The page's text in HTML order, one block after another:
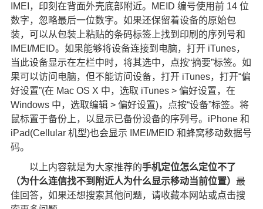
IMEI，印刻在背面外壳底部附近。MEID 编号使用前 14 位
数字，忽略最后一位数字。如果还保留着设备的原始包
装，可以从包装上粘贴的条码标签上找到印刷的序列号和
IMEI/MEID。如果能够将设备连接到电脑，打开 iTunes，
当此设备显示在左栏中时，将其选中，点按“摘要”标签。如
果可以访问电脑，但不能访问设备，打开 iTunes，打开“偏
好设置”(在 Mac OS X 中，选取 iTunes > 偏好设置，在
Windows 中，选取编辑 > 偏好设置)，点按“设备”标签。将
鼠标置于备份上，以显示已备份设备的序列号。iPhone 和
iPad(Cellular 机型)也会显示 IMEI/MEID 和蜂窝移动数据号
码。
以上内容就是为大家推荐的手机定位怎么定位不了
（为什么连信找不到附近人为什么显示移动当前位置） 最
佳回答，如果还想搜索其他问题，请收藏本网站或点击搜